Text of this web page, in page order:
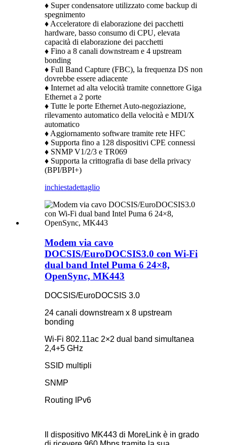
♦ Super condensatore utilizzato come backup di
spegnimento
♦ Acceleratore di elaborazione dei pacchetti
hardware, basso consumo di CPU, elevata
capacità di elaborazione dei pacchetti
♦ Fino a 8 canali downstream e 4 upstream
bonding
♦ Full Band Capture (FBC), la frequenza DS non
dovrebbe essere adiacente
♦ Internet ad alta velocità tramite connettore Giga
Ethernet a 2 porte
♦ Tutte le porte Ethernet Auto-negoziazione,
rilevamento automatico della velocità e MDI/X
automatico
♦ Aggiornamento software tramite rete HFC
♦ Supporta fino a 128 dispositivi CPE connessi
♦ SNMP V1/2/3 e TR069
♦ Supporta la crittografia di base della privacy
(BPI/BPI+)
inchiestadettaglio
Modem via cavo
DOCSIS/EuroDOCSIS3.0 con Wi-Fi
dual band Intel Puma 6 24×8,
OpenSync, MK443
DOCSIS/EuroDOCSIS 3.0
24 canali downstream x 8 upstream
bonding
Wi-Fi 802.11ac 2×2 dual band simultanea
2,4+5 GHz
SSID multipli
SNMP
Routing IPv6
Il dispositivo MK443 di MoreLink è in grado